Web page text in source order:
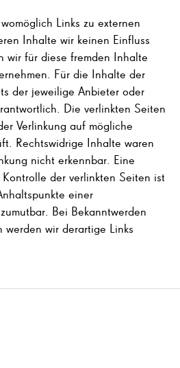
Links zu externen
Inhalte wir keinen Einfluss
wir für diese fremden Inhalte
Für die Inhalte der
der jeweilige Anbieter oder
Die verlinkten Seiten
Verlinkung auf mögliche
Rechtswidrige Inhalte waren
nicht erkennbar. Eine
der verlinkten Seiten ist
einer
Bei Bekanntwerden
werden wir derartige Links